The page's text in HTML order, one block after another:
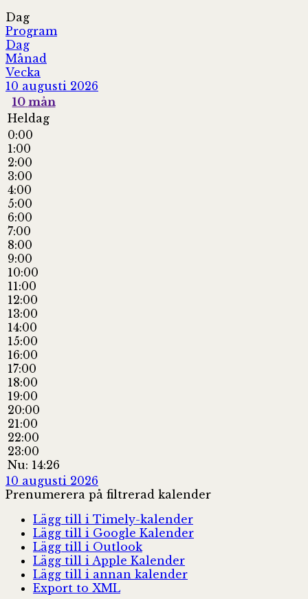
Dag
Program
Dag
Månad
Vecka
10 augusti 2026
10 mån
Heldag
0:00
1:00
2:00
3:00
4:00
5:00
6:00
7:00
8:00
9:00
10:00
11:00
12:00
13:00
14:00
15:00
16:00
17:00
18:00
19:00
20:00
21:00
22:00
23:00
Nu: 14:26
10 augusti 2026
Prenumerera på filtrerad kalender
Lägg till i Timely-kalender
Lägg till i Google Kalender
Lägg till i Outlook
Lägg till i Apple Kalender
Lägg till i annan kalender
Export to XML